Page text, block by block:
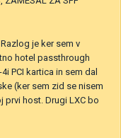
je ker sem v
hotel passthrough
PCI kartica in sem dal
(ker sem zid se nisem
prvi host. Drugi LXC bo